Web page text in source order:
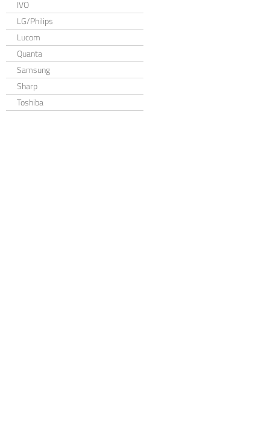
IVO
LG/Philips
Lucom
Quanta
Samsung
Sharp
Toshiba